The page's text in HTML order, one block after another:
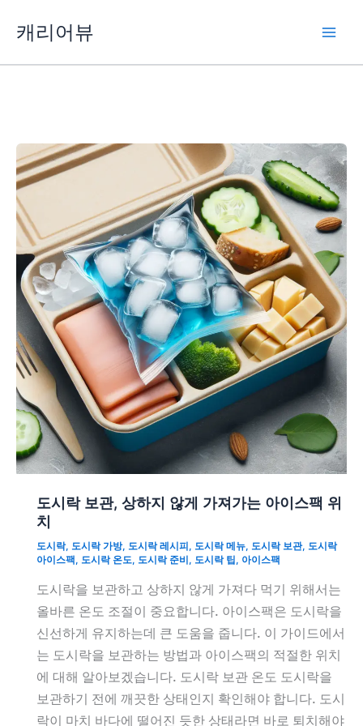
캐리어뷰
도시락 보관, 상하지 않게 가져가는 아이스팩 위
치
도시락, 도시락 가방, 도시락 레시피 , 도시락 메뉴, 도시락 보관, 도시락
아이스팩, 도시락 온도, 도시락 준비 , 도시락 팁 , 아이스팩
도시락을 보관하고 상하지 않게 가져다 먹기 위해서는
올바른 온도 조절이 중요합니다. 아이스팩은 도시락을
신선하게 유지하는데 큰 도움을 줍니다. 이 가이드에서
는 도시락을 보관하는 방법과 아이스팩의 적절한 위치
에 대해 알아보겠습니다. 도시락 보관 온도 도시락을
보관하기 전에 깨끗한 상태인지 확인해야 합니다. 도시
락이 마치 바다에 떨어진 듯한 상태라면 바로 퇴치해야